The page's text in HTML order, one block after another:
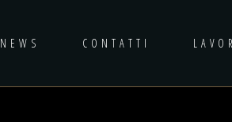
NEWS CONTATTI